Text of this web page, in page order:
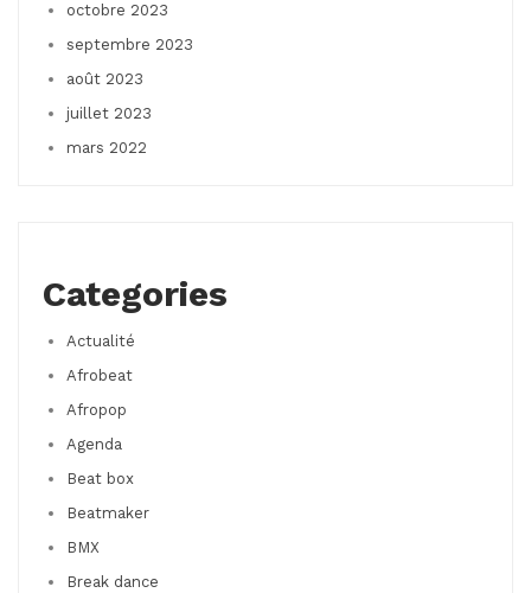
octobre 2023
septembre 2023
août 2023
juillet 2023
mars 2022
Categories
Actualité
Afrobeat
Afropop
Agenda
Beat box
Beatmaker
BMX
Break dance